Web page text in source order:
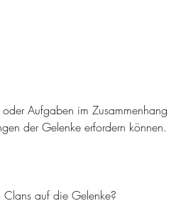
Aufgaben im Zusammenhang
der Gelenke erfordern können.
auf die Gelenke?